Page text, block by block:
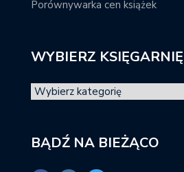
Porównywarka cen książek
WYBIERZ KSIĘGARNIĘ
BĄDŹ NA BIEŻĄCO